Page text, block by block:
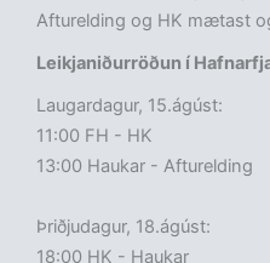
Afturelding og HK mætast
Leikjaniðurröðun í
Laugardagur, 15.ágúst:
11:00 FH - HK
13:00 Haukar - Afturelding
Þriðjudagur, 18.ágúst:
18:00 HK - Haukar